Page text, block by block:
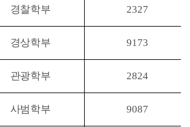
경찰학부 2327
경상학부 9173
관광학부 2824
사범학부 9087